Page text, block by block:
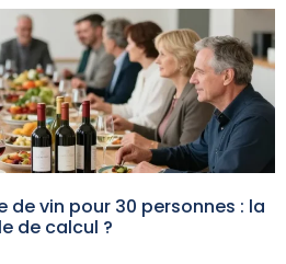
vin pour 30 personnes : la
de calcul ?